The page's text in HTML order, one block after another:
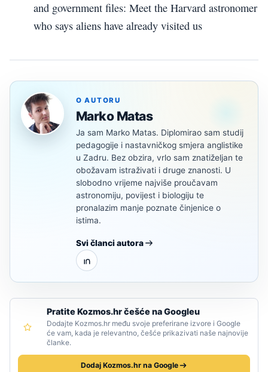
and government files: Meet the Harvard astronomer
who says aliens have already visited us
O AUTORU
Marko Matas
Ja sam Marko Matas. Diplomirao sam studij
pedagogije i nastavničkog smjera anglistike
u Zadru. Bez obzira, vrlo sam znatiželjan te
obožavam istraživati i druge znanosti. U
slobodno vrijeme najviše proučavam
astronomiju, povijest i biologiju te
pronalazim manje poznate činjenice o
istima.
Svi članci autora
Pratite Kozmos.hr češće na Googleu
Dodajte Kozmos.hr među svoje preferirane izvore i Google
će vam, kada je relevantno, češće prikazivati naše najnovije
članke.
Dodaj Kozmos.hr na Google